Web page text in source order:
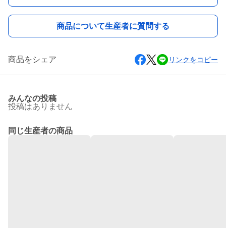
商品について生産者に質問する
商品をシェア リンクをコピー
みんなの投稿
投稿はありません
同じ生産者の商品